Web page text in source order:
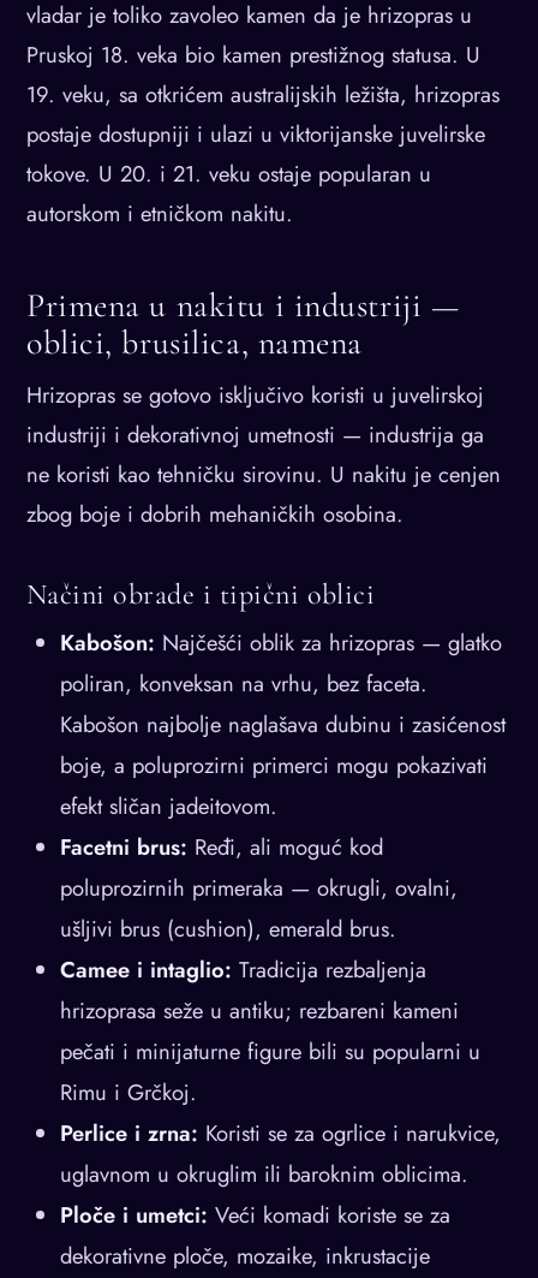
vladar je toliko zavoleo kamen da je hrizopras u
Pruskoj 18. veka bio kamen prestižnog statusa. U
19. veku, sa otkrićem australijskih ležišta, hrizopras
postaje dostupniji i ulazi u viktorijanske juvelirske
tokove. U 20. i 21. veku ostaje popularan u
autorskom i etničkom nakitu.
Primena u nakitu i industriji —
oblici, brusilica, namena
Hrizopras se gotovo isključivo koristi u juvelirskoj
industriji i dekorativnoj umetnosti — industrija ga
ne koristi kao tehničku sirovinu. U nakitu je cenjen
zbog boje i dobrih mehaničkih osobina.
Načini obrade i tipični oblici
Kabošon: Najčešći oblik za hrizopras — glatko
poliran, konveksan na vrhu, bez faceta.
Kabošon najbolje naglašava dubinu i zasićenost
boje, a poluprozirni primerci mogu pokazivati
efekt sličan jadeitovom.
Facetni brus: Ređi, ali moguć kod
poluprozirnih primeraka — okrugli, ovalni,
ušljivi brus (cushion), emerald brus.
Camee i intaglio: Tradicija rezbaljenja
hrizoprasа seže u antiku; rezbareni kameni
pečati i minijaturne figure bili su popularni u
Rimu i Grčkoj.
Perlice i zrna: Koristi se za ogrlice i narukvice,
uglavnom u okruglim ili baroknim oblicima.
Ploče i umetci: Veći komadi koriste se za
dekorativne ploče, mozaike, inkrustacije